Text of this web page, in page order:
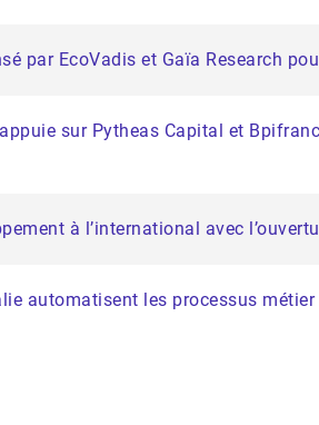
par EcoVadis et Gaïa Research
sur Pytheas Capital et
à l’international avec
automatisent les processus métier